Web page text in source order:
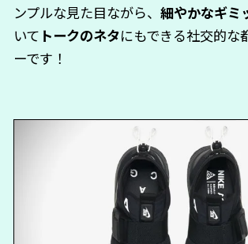
ンプルな見た目ながら、細やかなギミ
いて トークのネタにもできる社交的な
ーです！